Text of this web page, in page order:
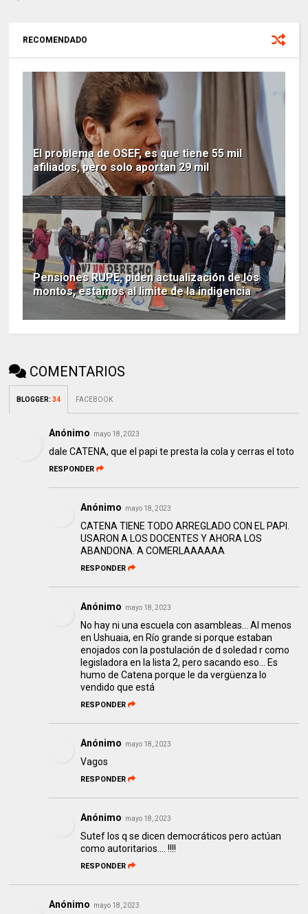
RECOMENDADO
El problema de OSEF, es que tiene 55 mil
afiliados, pero solo aportan 29 mil
Pensiones RUPE, piden actualización de los
montos, estamos al limite de la indigencia
COMENTARIOS
BLOGGER:34 FACEBOOK
Anónimo mayo 18, 2023
dale CATENA, que el papi te presta la cola y cerras el toto
RESPONDER
Anónimo mayo 18, 2023
CATENA TIENE TODO ARREGLADO CON EL PAPI.
USARON A LOS DOCENTES Y AHORA LOS
ABANDONA. A COMERLAAAAAA
RESPONDER
Anónimo mayo 18, 2023
No hay ni una escuela con asambleas... Al menos
en Ushuaia, en Río grande si porque estaban
enojados con la postulación de d soledad r como
legisladora en la lista 2, pero sacando eso... Es
humo de Catena porque le da vergüenza lo
vendido que está
RESPONDER
Anónimo mayo 18, 2023
Vagos
RESPONDER
Anónimo mayo 18, 2023
Sutef los q se dicen democráticos pero actúan
como autoritarios.... !!!!
RESPONDER
Anónimo mayo 18, 2023